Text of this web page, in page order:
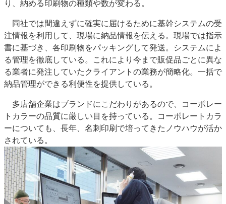
り、納める印刷物の種類や数が変わる。
同社では間違えずに確実に届けるために基幹システムの受
注情報を利用して、現場に納品情報を伝える。現場では指示
書に基づき、各印刷物をパッキングして発送。システムによ
る管理を徹底している。これにより今まで販促品ごとに異な
る業者に発注していたクライアントの業務が簡略化。一括で
納品管理ができる利便性を提供している。
多店舗企業はブランドにこだわりがあるので、コーポレー
トカラーの品質に厳しい目を持っている。コーポレートカラ
ーについても、長年、名刺印刷で培ってきたノウハウが活か
されている。